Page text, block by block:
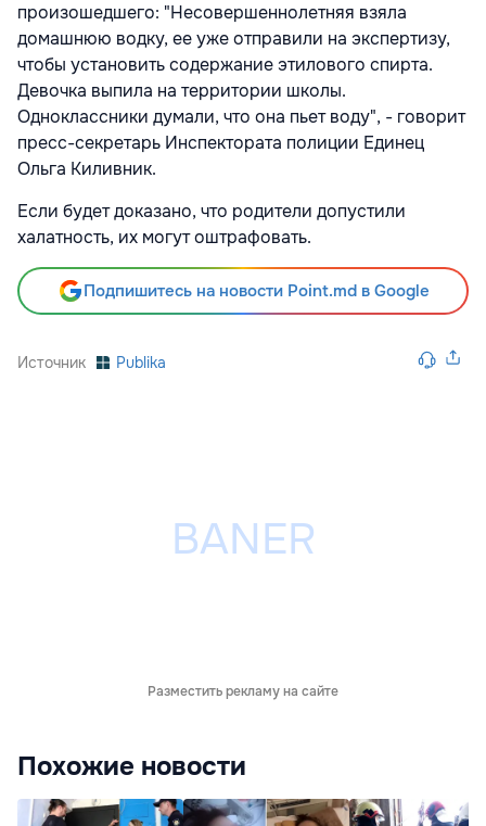
произошедшего: "Несовершеннолетняя взяла
домашнюю водку, ее уже отправили на экспертизу,
чтобы установить содержание этилового спирта.
Девочка выпила на территории школы.
Одноклассники думали, что она пьет воду", - говорит
пресс-секретарь Инспектората полиции Единец
Ольга Киливник.
Если будет доказано, что родители допустили
халатность, их могут оштрафовать.
Подпишитесь на новости Point.md в Google
Источник Publika
Разместить рекламу на сайте
Похожие новости